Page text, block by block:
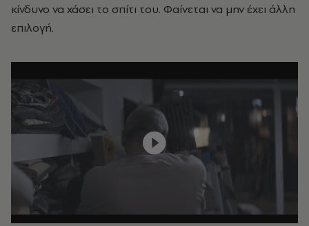
κίνδυνο να χάσει το σπίτι του. Φαίνεται να μην έχει άλλη
επιλογή.